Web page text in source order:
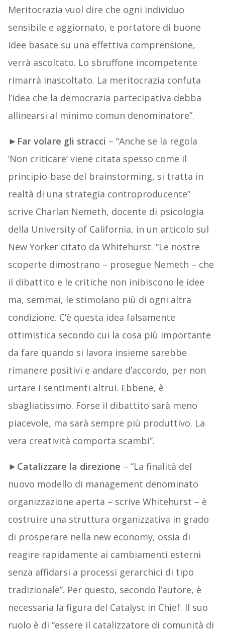
Meritocrazia vuol dire che ogni individuo
sensibile e aggiornato, e portatore di buone
idee basate su una effettiva comprensione,
verrà ascoltato. Lo sbruffone incompetente
rimarrà inascoltato. La meritocrazia confuta
l’idea che la democrazia partecipativa debba
allinearsi al minimo comun denominatore”.
► Far volare gli stracci – “Anche se la regola
‘Non criticare’ viene citata spesso come il
principio-base del brainstorming, si tratta in
realtà di una strategia controproducente”
scrive Charlan Nemeth, docente di psicologia
della University of California, in un articolo sul
New Yorker citato da Whitehurst. “Le nostre
scoperte dimostrano – prosegue Nemeth – che
il dibattito e le critiche non inibiscono le idee
ma, semmai, le stimolano più di ogni altra
condizione. C’è questa idea falsamente
ottimistica secondo cui la cosa più importante
da fare quando si lavora insieme sarebbe
rimanere positivi e andare d’accordo, per non
urtare i sentimenti altrui. Ebbene, è
sbagliatissimo. Forse il dibattito sarà meno
piacevole, ma sarà sempre più produttivo. La
vera creatività comporta scambi”.
► Catalizzare la direzione – “La finalità del
nuovo modello di management denominato
organizzazione aperta – scrive Whitehurst – è
costruire una struttura organizzativa in grado
di prosperare nella new economy, ossia di
reagire rapidamente ai cambiamenti esterni
senza affidarsi a processi gerarchici di tipo
tradizionale”. Per questo, secondo l’autore, è
necessaria la figura del Catalyst in Chief. Il suo
ruolo è di “essere il catalizzatore di comunità di